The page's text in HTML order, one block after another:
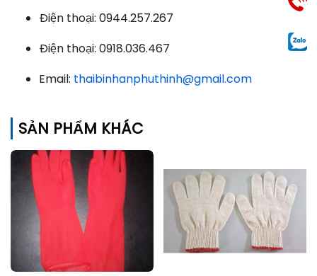
Điện thoại: 0944.257.267
Điện thoại: 0918.036.467
Email: thaibinhanphuthinh@gmail.com
SẢN PHẨM KHÁC